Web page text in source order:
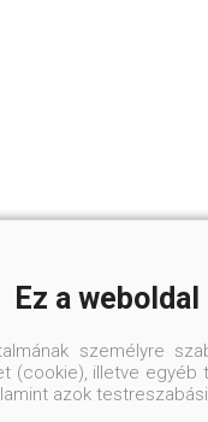
Ez a
személyre
(cookie), illetve egyéb
azok